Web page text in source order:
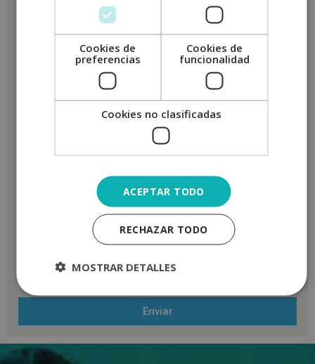
Enviar
l
Cookies de
preferencias
Cookies de
funcionalidad
Cookies no clasificadas
ACEPTAR TODO
RECHAZAR TODO
MOSTRAR DETALLES